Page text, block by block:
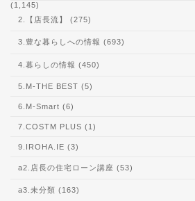
(1,145)
2.【店長流】 (275)
3.豊な暮らしへの情報 (693)
4.暮らしの情報 (450)
5.M-THE BEST (5)
6.M-Smart (6)
7.COSTM PLUS (1)
9.IROHA.IE (3)
a2.店長の住宅ローン講座 (53)
a3.未分類 (163)